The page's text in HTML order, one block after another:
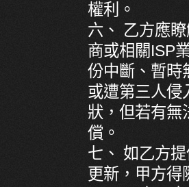
權利。
六、 乙方應
商或相關ISP
份中斷、暫時
或遭第三人侵
狀，但若有無
償。
七、 如乙方
更新，甲方得